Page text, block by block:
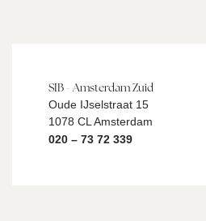
SIB - Amsterdam Zuid
Oude IJselstraat 15
1078 CL Amsterdam
020 – 73 72 339